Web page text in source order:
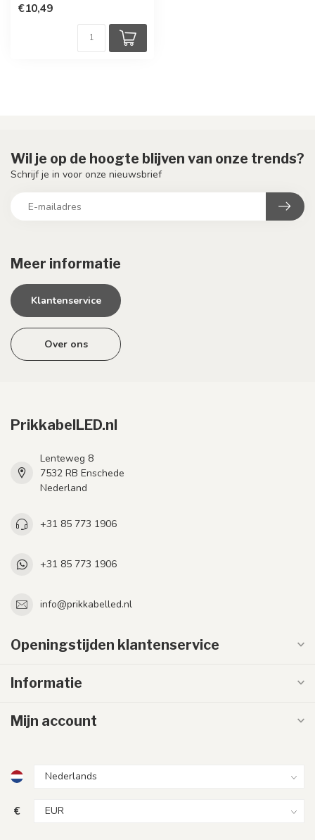
€10,49
Meer informatie
Klantenservice
Over ons
Wil je op de hoogte blijven van onze trends?
Schrijf je in voor onze nieuwsbrief
PrikkabelLED.nl
Lenteweg 8
7532 RB Enschede
Nederland
+31 85 773 1906
+31 85 773 1906
info@prikkabelled.nl
Openingstijden klantenservice
Informatie
Mijn account
€